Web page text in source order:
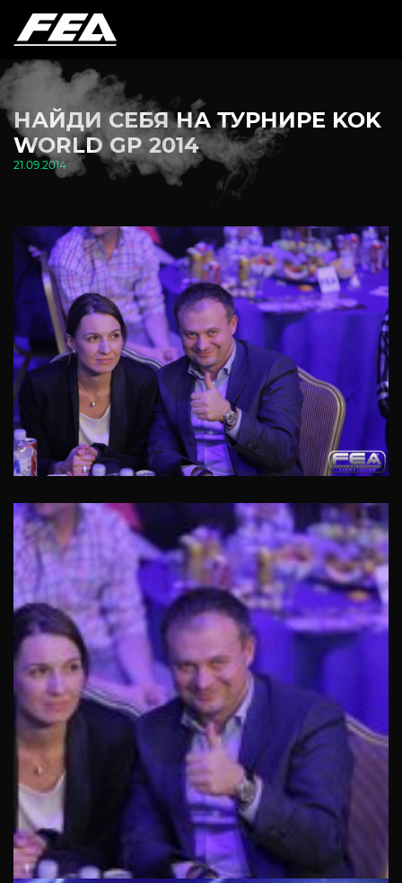
НАЙДИ СЕБЯ НА ТУРНИРЕ KOK
WORLD GP 2014
21.09.2014